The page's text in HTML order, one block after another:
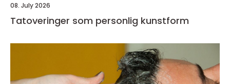
08. July 2026
Tatoveringer som personlig kunstform